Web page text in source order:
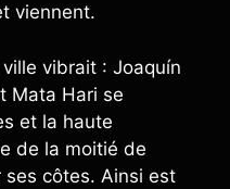
viennent.
vibrait : Joaquín
Mata Hari se
et la haute
de la moitié de
ses côtes. Ainsi est